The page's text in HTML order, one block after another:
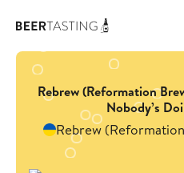
Rebrew (Reformation
Nobody’s
Rebrew